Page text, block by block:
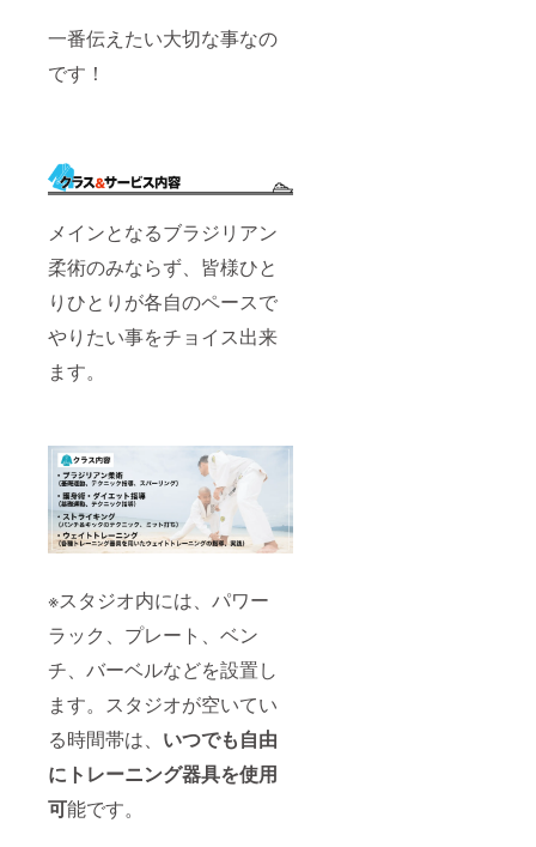
一番伝えたい大切な事なの
です！
メインとなるブラジリアン
柔術のみならず、皆様ひと
りひとりが各自のペースで
やりたい事をチョイス出来
ます。
※スタジオ内には、 パワー
ラック、プレート、ベン
チ、バーベルなどを設置し
ます。 スタジオが空いてい
る時間帯は、 いつでも自由
にトレーニング器具を使用
可能です。